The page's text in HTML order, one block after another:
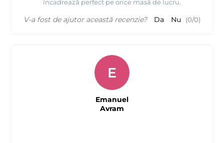
încadrează perfect pe orice masă de lucru.
V-a fost de ajutor această recenzie? Da Nu (0/0)
E
Emanuel
Avram